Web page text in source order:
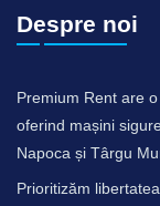
Despre noi
Premium Rent are
oferind mașini
Napoca și Târgu
Prioritizăm